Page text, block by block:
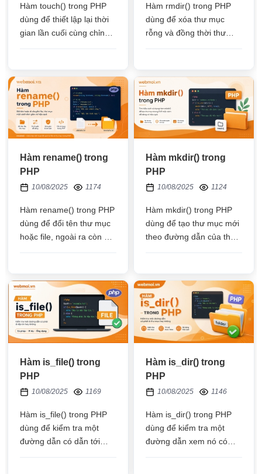
Hàm touch() trong PHP
dùng để thiết lập lại thời
gian lần cuối cùng chỉnh
xem thông tin
Hàm rmdir() trong PHP
dùng để xóa thư mục
rỗng và đồng thời thư
Hàm rename() trong
PHP
10/08/2025 1174
Hàm rename() trong PHP
dùng để đổi tên thư mục
hoặc file, ngoài ra còn có
Hàm mkdir() trong
PHP
10/08/2025 1124
Hàm mkdir() trong PHP
dùng để tạo thư mục mới
theo đường dẫn của thư
Hàm is_file() trong
PHP
10/08/2025 1169
Hàm is_file() trong PHP
dùng để kiểm tra một
đường dẫn có dẫn tới
Hàm is_dir() trong
PHP
10/08/2025 1146
Hàm is_dir() trong PHP
dùng để kiểm tra một
đường dẫn xem nó có